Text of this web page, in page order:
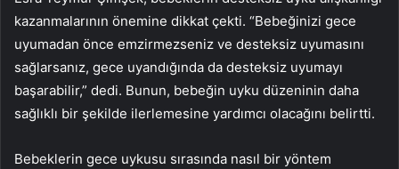
kazanmalarının önemine dikkat çekti. “Bebeğinizi gece
uyumadan önce emzirmezseniz ve desteksiz uyumasını
sağlarsanız, gece uyandığında da desteksiz uyumayı
başarabilir,” dedi. Bunun, bebeğin uyku düzeninin daha
sağlıklı bir şekilde ilerlemesine yardımcı olacağını belirtti.
Bebeklerin gece uykusu sırasında nasıl bir yöntem